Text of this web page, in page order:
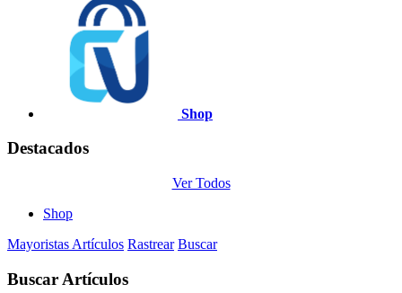
Shop
Destacados
Ver Todos
Shop
Mayoristas Artículos Rastrear Buscar
Buscar Artículos